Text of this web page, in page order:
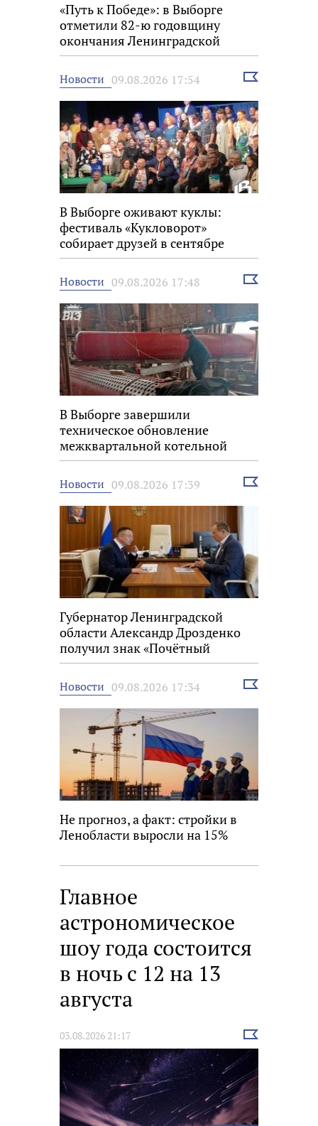
«Путь к Победе»: в Выборге
отметили 82-ю годовщину
окончания Ленинградской
битвы
Новости 09.08.2026 17:54
Выбрать
В Выборге оживают куклы:
фестиваль «Кукловорот»
собирает друзей в сентябре
Новости 09.08.2026 17:48
Выбрать
В Выборге завершили
техническое обновление
межквартальной котельной
Новости 09.08.2026 17:39
Выбрать
Губернатор Ленинградской
области Александр Дрозденко
получил знак «Почётный
строитель России»
Новости 09.08.2026 17:34
Выбрать
Не прогноз, а факт: стройки в
Ленобласти выросли на 15%
Главное
астрономическое
шоу года состоится
в ночь с 12 на 13
августа
03.08.2026 21:17
Выбрать
новость